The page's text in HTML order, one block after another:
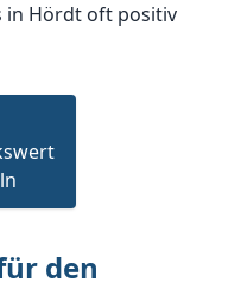
in Hördt oft positiv
den